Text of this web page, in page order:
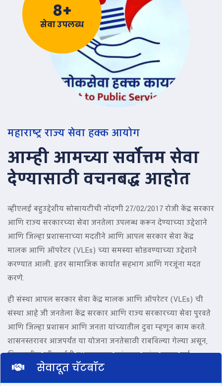
9+
सेवा उपलब्ध
महाराष्ट्र राज्य सेवा हक्क आयोग
आम्ही आमच्या सर्वोत्तम सेवा
देण्यासाठी वचनबद्ध आहोत
व्हीएलई बहुउद्देशीय सोसायटीची नोंदणी 27/02/2017 रोजी केंद्र सरकार
आणि राज्य सरकारच्या सेवा जनतेला उपलब्ध करून देण्याच्या उद्देशाने
आणि जिल्हा प्रशासनाच्या मदतीने आणि आपल सरकार सेवा केंद्र
मालक आणि ऑपरेटर (VLEs) च्या समस्या सोडवण्याच्या उद्देशाने
करण्यात आली. इतर सामाजिक कार्यात सहभाग आणि गरजूंना मदत
करणे.
ही संस्था आपल सरकार सेवा केंद्र मालक आणि ऑपरेटर (VLEs) ची
संस्था आहे जी जनतेला केंद्र सरकार आणि राज्य सरकारच्या सेवा पुरवते
आणि जिल्हा प्रशासन आणि जनता यांच्यातील दुवा म्हणून काम करते.
शासनस्तरावर आजपर्यंत या योजना जनतेसाठी राबविल्या गेल्या असून,
जिल्ह्यातील व्हीएलईंनी प्रशासनाच्या खांद्याला खांदा लावून सर्व
योजनांमध्ये सहभाग घेतला आहे. वर्धा जिल्ह्यातील व्हीएलईंनी वर्धा
जिल्हा प्रशासनाला शेतकरी कर्जमाफी, शेतकरी मदत निधी,
सेवादूत चॅटबॉट